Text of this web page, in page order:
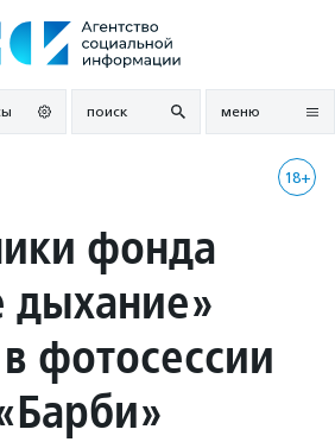
поиск меню
18+
фонда
дыхание»
фотосессии